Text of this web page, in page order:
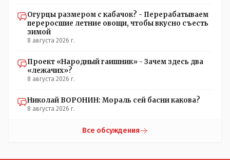
Огурцы размером с кабачок? - Перерабатываем
переросшие летние овощи, чтобы вкусно съесть
зимой
8 августа 2026 г.
Проект «Народный гаишник» - Зачем здесь два
«лежачих»?
8 августа 2026 г.
Николай ВОРОНИН: Мораль сей басни какова?
8 августа 2026 г.
Все обсуждения